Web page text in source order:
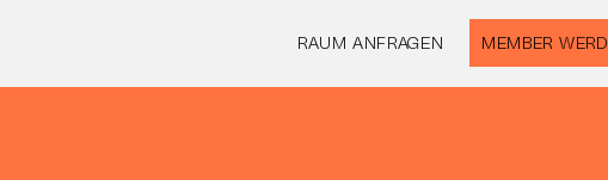
RAUM ANFRAGEN MEMBER